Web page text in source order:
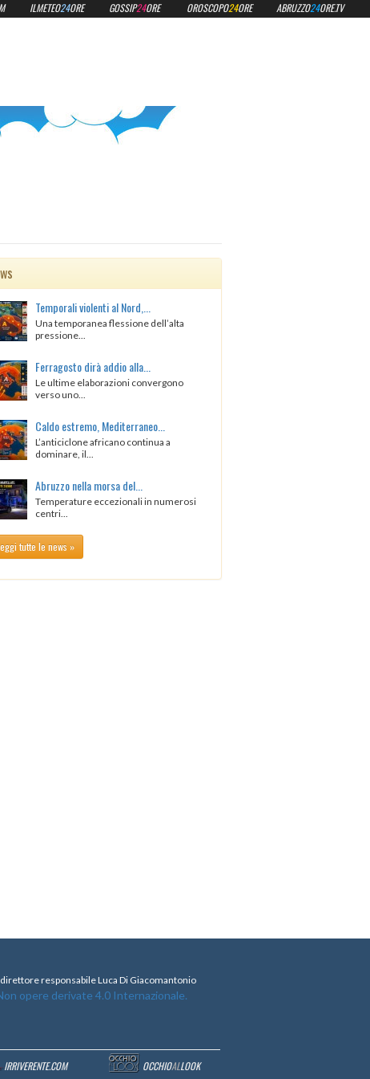
Temporali violenti al Nord,...
Una temporanea flessione dell’alta
pressione...
Ferragosto dirà addio alla...
Le ultime elaborazioni convergono
verso uno...
Caldo estremo, Mediterraneo...
L’anticiclone africano continua a
dominare, il...
Abruzzo nella morsa del...
Temperature eccezionali in numerosi
centri...
tutte le news »
ILMETEO24ORE GOSSIP24ORE OROSCOPO24ORE ABRUZZO24ORE.TV
responsabile Luca Di Giacomantonio
opere derivate 4.0 Internazionale.
IRRIVERENTE.COM OCCHIOALLOOK